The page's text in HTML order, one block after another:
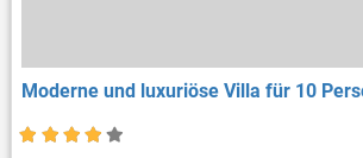
Moderne und luxuriöse Villa für 10